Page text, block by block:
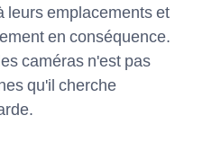
leurs emplacements et
en conséquence.
caméras n'est pas
qu'il cherche